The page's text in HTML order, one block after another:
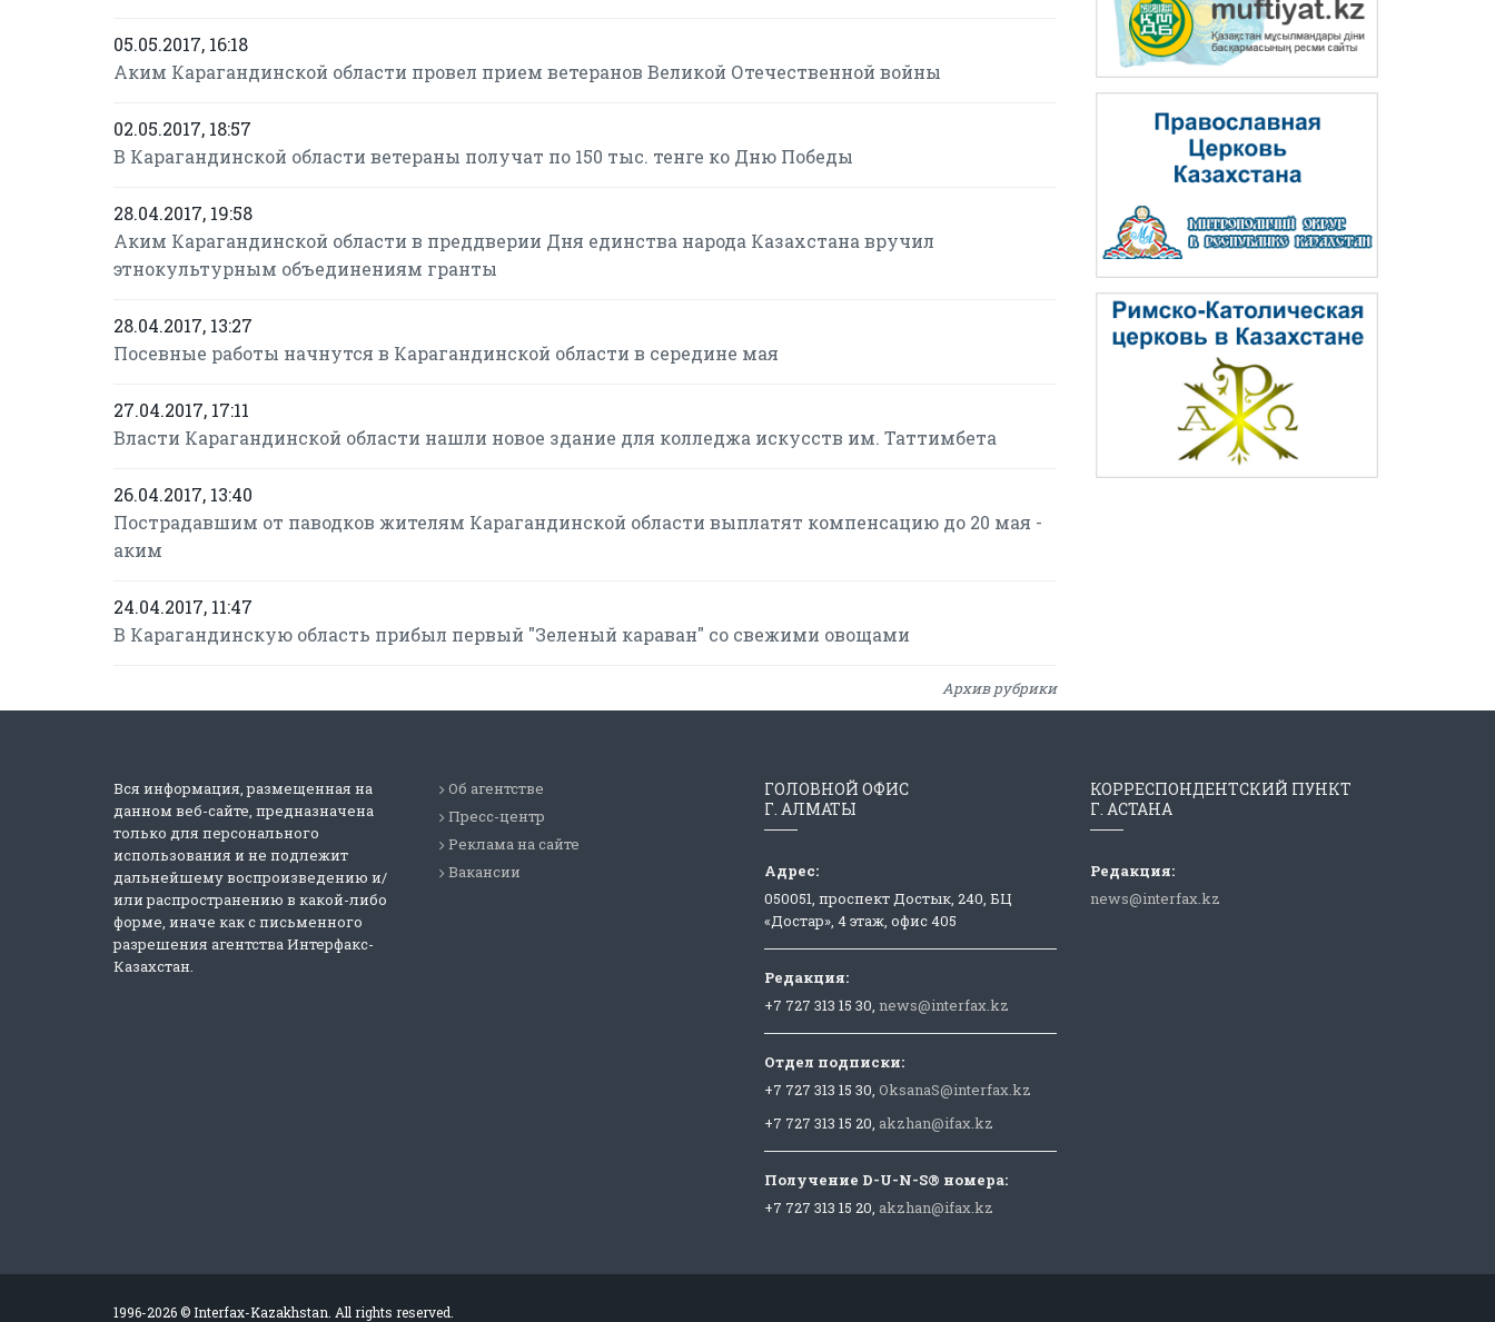
05.05.2017, 16:18
Аким Карагандинской области провел прием ветеранов Великой Отечественной войны
02.05.2017, 18:57
В Карагандинской области ветераны получат по 150 тыс. тенге ко Дню Победы
28.04.2017, 19:58
Аким Карагандинской области в преддверии Дня единства народа Казахстана вручил
этнокультурным объединениям гранты
28.04.2017, 13:27
Посевные работы начнутся в Карагандинской области в середине мая
27.04.2017, 17:11
Власти Карагандинской области нашли новое здание для колледжа искусств им. Таттимбета
26.04.2017, 13:40
Пострадавшим от паводков жителям Карагандинской области выплатят компенсацию до 20 мая -
аким
24.04.2017, 11:47
В Карагандинскую область прибыл первый "Зеленый караван" со свежими овощами
Архив рубрики
Вся информация, размещенная на
данном веб-сайте, предназначена
только для персонального
использования и не подлежит
дальнейшему воспроизведению и/
или распространению в какой-либо
форме, иначе как с письменного
разрешения агентства Интерфакс-
Казахстан.
Об агентстве
Пресс-центр
Реклама на сайте
Вакансии
ГОЛОВНОЙ ОФИС
Г. АЛМАТЫ
Адрес:
050051, проспект Достык, 240, БЦ
«Достар», 4 этаж, офис 405
Редакция:
+7 727 313 15 30, news@interfax.kz
Отдел подписки:
+7 727 313 15 30, OksanaS@interfax.kz
+7 727 313 15 20, akzhan@ifax.kz
Получение D-U-N-S® номера:
+7 727 313 15 20, akzhan@ifax.kz
КОРРЕСПОНДЕНТСКИЙ ПУНКТ
Г. АСТАНА
Редакция:
news@interfax.kz
1996-2026 © Interfax-Kazakhstan. All rights reserved.